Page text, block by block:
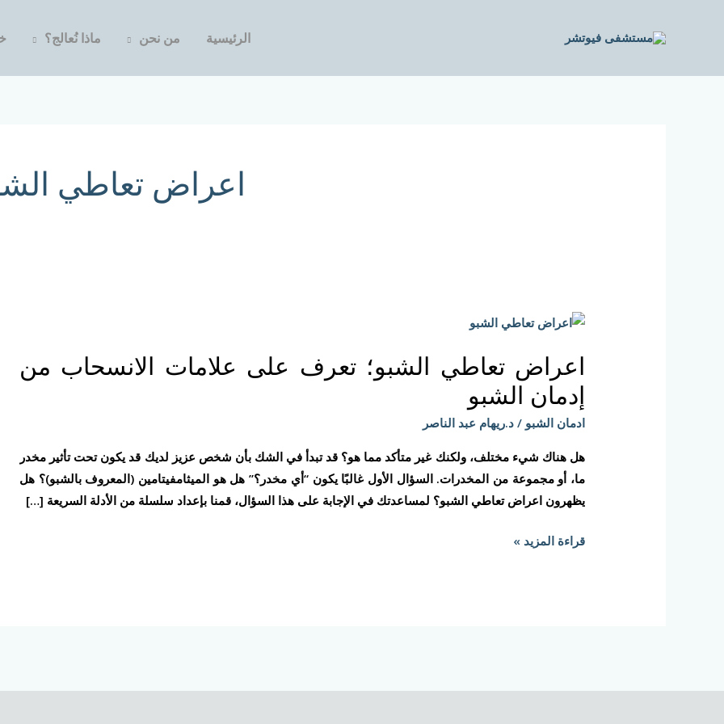
الرئيسية من نحن ماذا نُعالج؟
اعراض تعاطي
اعراض تعاطي الشبو؛ تعرف على علامات الانسحاب من
إدمان الشبو
ادمان الشبو /د.ريهام عبد الناصر
هل هناك شيء مختلف، ولكنك غير متأكد مما هو؟ قد تبدأ في الشك بأن شخص عزيز لديك قد يكون تحت تأثير مخدر
ما، أو مجموعة من المخدرات. السؤال الأول غالبًا يكون “أي مخدر؟” هل هو الميثامفيتامين (المعروف بالشبو)؟ هل
يظهرون اعراض تعاطي الشبو؟ لمساعدتك في الإجابة على هذا السؤال، قمنا بإعداد سلسلة من الأدلة السريعة […]
اعراض
الشبو؛
تعرف
على
علامات
الانسحاب
من
إدمان
قراءة المزيد »